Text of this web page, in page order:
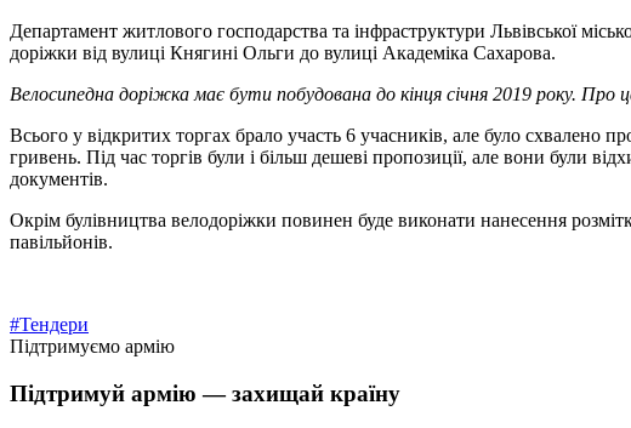
Департамент житлового господарства та інфраструктури Львівської
доріжки від вулиці Княгині Ольги до вулиці Академіка Сахарова.
Велосипедна доріжка має бути побудована до кінця січня 2019 року. Про
Всього у відкритих торгах брало участь 6 учасників, але було схвалено
гривень. Під час торгів були і більш дешеві пропозиції, але вони були
документів.
Окрім булівництва велодоріжки повинен буде виконати нанесення
павільйонів.
#Тендери
Підтримуємо армію
Підтримуй армію — захищай країну